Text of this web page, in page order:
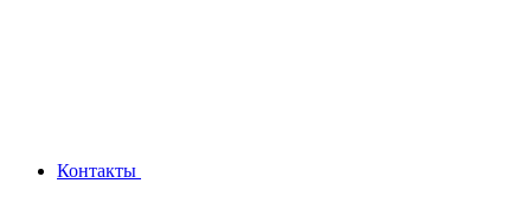
Контакты